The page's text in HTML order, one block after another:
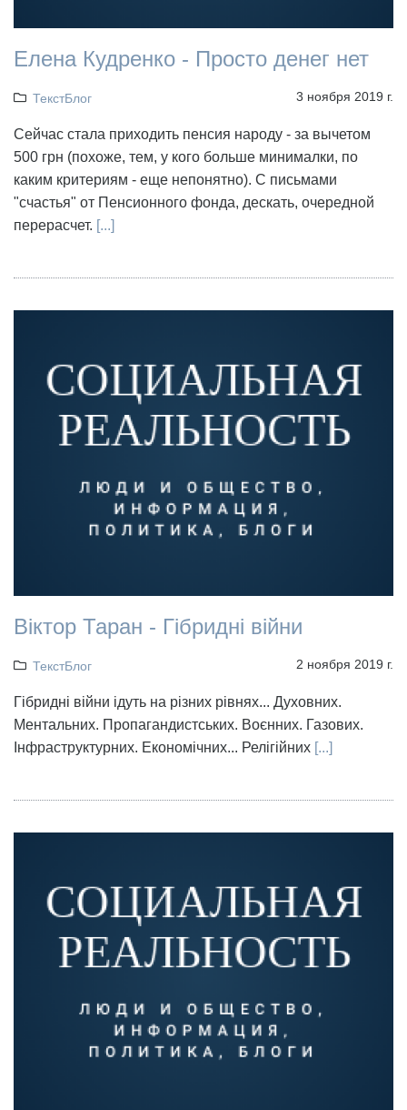
Елена Кудренко - Просто денег нет
ТекстБлог 3 ноября 2019 г.
Сейчас стала приходить пенсия народу - за вычетом
500 грн (похоже, тем, у кого больше минималки, по
каким критериям - еще непонятно). С письмами
"счастья" от Пенсионного фонда, дескать, очередной
перерасчет. [...]
Віктор Таран - Гібридні війни
ТекстБлог 2 ноября 2019 г.
Гібридні війни ідуть на різних рівнях... Духовних.
Ментальних. Пропагандистських. Воєнних. Газових.
Інфраструктурних. Економічних... Релігійних [...]